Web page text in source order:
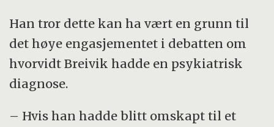
Han tror dette kan ha vært en grunn til
det høye engasjementet i debatten om
hvorvidt Breivik hadde en psykiatrisk
diagnose.
– Hvis han hadde blitt omskapt til et